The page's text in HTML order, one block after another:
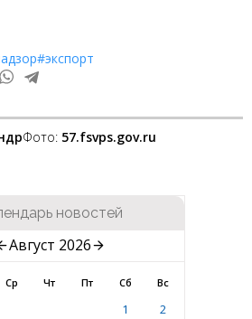
#экспорт
Фото: 57.fsvps.gov.ru
новостей
Август 2026
Ср Чт Пт Сб Вс
1
2